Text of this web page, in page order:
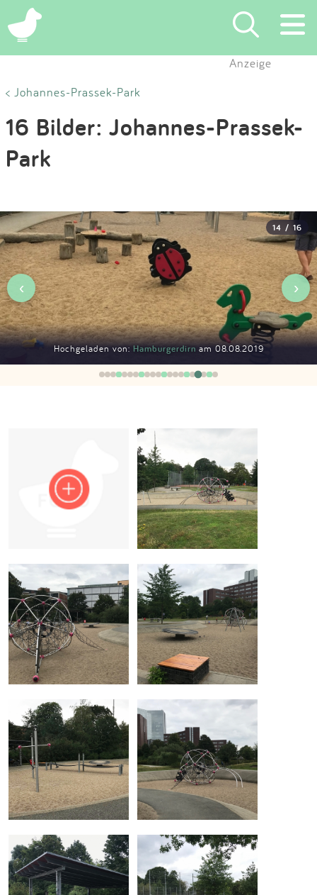
×
Suchen
Eintragen
Blog
Partner
Kontakt
Impressum
Anmelden
Anzeige
< Johannes-Prassek-Park
16 Bilder: Johannes-Prassek-
Park
Hochgeladen von:Hamburgerdirnam 08.08.2019
14 / 16
‹ ›